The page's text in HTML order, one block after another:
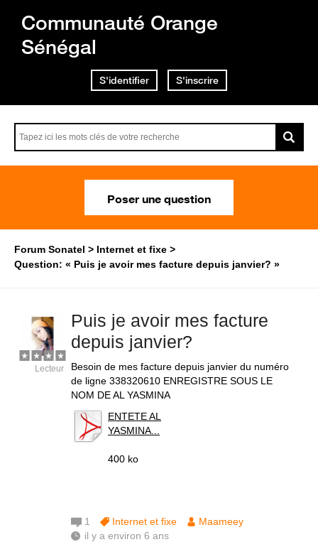
Communauté Orange
Sénégal
S'identifier S'inscrire
Poser une question
Forum Sonatel
Internet et fixe
Question: « Puis je avoir mes facture depuis janvier? »
Puis je avoir mes facture
depuis janvier?
Besoin de mes facture depuis janvier du numéro
de ligne 338320610 ENREGISTRE SOUS LE
NOM DE AL YASMINA
ENTETE AL
YASMINA...
400 ko
Lecteur
1 Internet et fixe
Maameey
il y a environ 6 ans